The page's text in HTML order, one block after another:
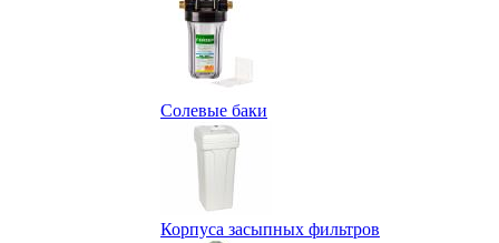
Солевые баки
Корпуса засыпных фильтров